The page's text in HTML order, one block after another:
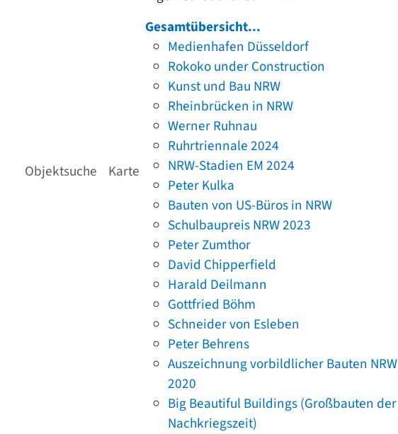
Objektsuche Karte
Gesamtübersicht...
Medienhafen Düsseldorf
Rokoko under Construction
Kunst und Bau NRW
Rheinbrücken in NRW
Werner Ruhnau
Ruhrtriennale 2024
NRW-Stadien EM 2024
Peter Kulka
Bauten von US-Büros in NRW
Schulbaupreis NRW 2023
Peter Zumthor
David Chipperfield
Harald Deilmann
Gottfried Böhm
Schneider von Esleben
Peter Behrens
Auszeichnung vorbildlicher Bauten NRW
2020
Big Beautiful Buildings (Großbauten der
Nachkriegszeit)